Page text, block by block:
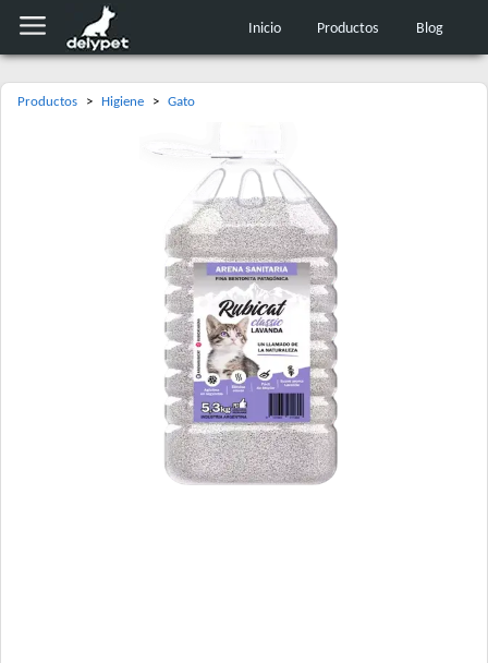
Inicio Productos Blog
Productos > Higiene > Gato